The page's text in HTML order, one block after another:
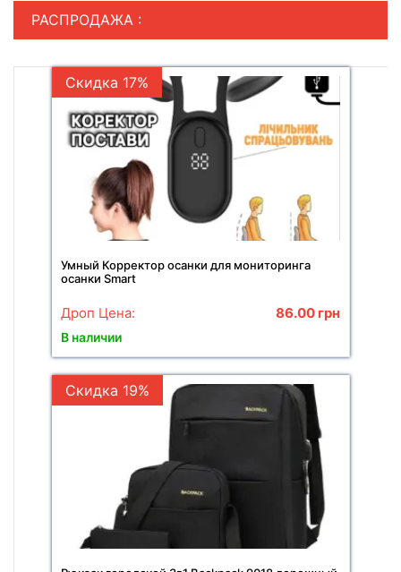
РАСПРОДАЖА :
Скидка 17%
Умный Корректор осанки для мониторинга
осанки Smart
Дроп Цена: 86.00 грн
В наличии
Скидка 19%